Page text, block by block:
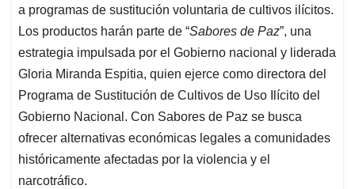
p
p
o
k
I
n
s
a programas de sustitución voluntaria de cultivos ilícitos.
Los productos harán parte de “Sabores de Paz”, una
estrategia impulsada por el Gobierno nacional y liderada
Gloria Miranda Espitia, quien ejerce como directora del
Programa de Sustitución de Cultivos de Uso Ilícito del
Gobierno Nacional. Con Sabores de Paz se busca
ofrecer alternativas económicas legales a comunidades
históricamente afectadas por la violencia y el
narcotráfico.